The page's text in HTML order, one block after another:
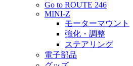
Go to ROUTE 246
MINI-Z
モーターマウント
強化・調整
ステアリング
電子部品